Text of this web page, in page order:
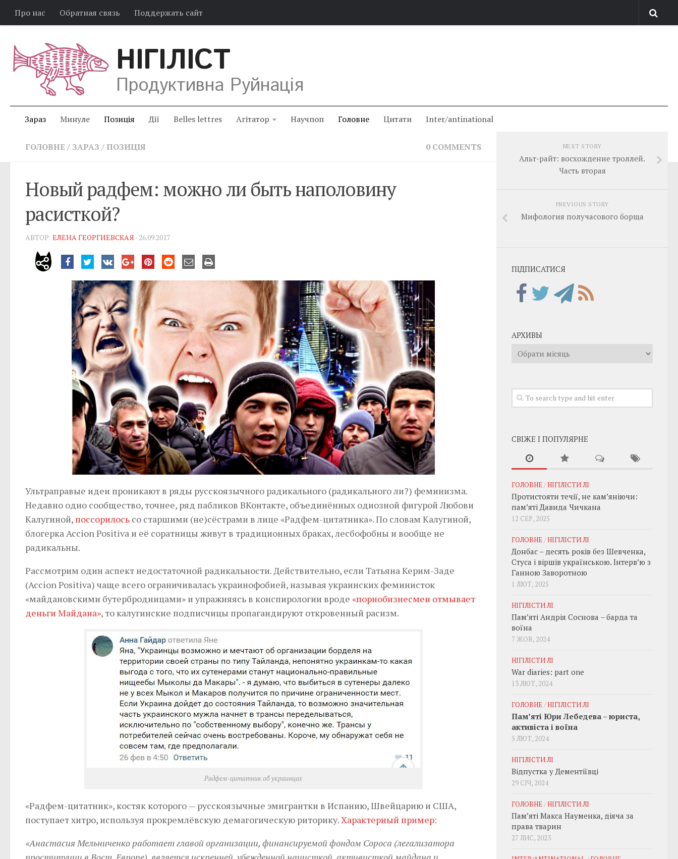
Про нас Обратная связь Поддержать сайт
НІГІЛІСТ
Продуктивна Руйнація
Зараз Минуле Позиція Дії Belles lettres Агітатор Научпоп Головне Цитати Inter/antinational
ГОЛОВНЕ / ЗАРАЗ / ПОЗИЦІЯ 0 COMMENTS
Новый радфем: можно ли быть наполовину
расисткой?
АВТОР: ЕЛЕНА ГЕОРГИЕВСКАЯ · 26.09.2017
Ультраправые идеи проникают в ряды русскоязычного радикального (радикального ли?) феминизма.
Недавно одно сообщество, точнее, ряд пабликов ВКонтакте, объединённых одиозной фигурой Любови
Калугиной, поссорилось со старшими (не)сёстрами в лице «Радфем-цитатника». По словам Калугиной,
блогерка Accion Positiva и её соратницы живут в традиционных браках, лесбофобны и вообще не
радикальны.
Рассмотрим один аспект недостаточной радикальности. Действительно, если Татьяна Керим-Заде
(Accion Positiva) чаще всего ограничивалась украинофобией, называя украинских феминисток
«майдановскими бутербродницами» и упражняясь в конспирологии вроде «порнобизнесмен отмывает
деньги Майдана», то калугинские подписчицы пропагандируют откровенный расизм.
Радфем-цитатник об украинцах
«Радфем-цитатник», костяк которого — русскоязычные эмигрантки в Испанию, Швейцарию и США,
поступает хитро, используя прокремлёвскую демагогическую риторику.Характерный пример:
«Анастасия Мельниченко работает главой организации, финансируемой фондом Сороса (легализатора
NEXT STORY
Альт-райт: восхождение троллей.
Часть вторая
PREVIOUS STORY
Мифология получасового борща
ПІДПИСАТИСЯ
АРХИВЫ
Архивы
СВІЖЕ І ПОПУЛЯРНЕ
ГОЛОВНЕ/НІГІЛІСТИ ЛІ
Протистояти течії, не кам’яніючи:
пам’яті Давида Чичкана
12 СЕР, 2025
ГОЛОВНЕ/НІГІЛІСТИ ЛІ
Донбас – десять років без Шевченка,
Стуса і віршів українською. Інтерв’ю з
Ганною Заворотною
1 ЛЮТ, 2025
НІГІЛІСТИ ЛІ
Пам’яті Андрія Соснова – барда та
воїна
7 ЖОВ, 2024
НІГІЛІСТИ ЛІ
War diaries: part one
13 ЛЮТ, 2024
ГОЛОВНЕ/НІГІЛІСТИ ЛІ
Пам’яті Юри Лебедева – юриста,
активіста і воїна
5 ЛЮТ, 2024
НІГІЛІСТИ ЛІ
Відпустка у Дементіївці
29 СІЧ, 2024
ГОЛОВНЕ/НІГІЛІСТИ ЛІ
Пам’яті Макса Науменка, діяча за
права тварин
27 ЛИС, 2023